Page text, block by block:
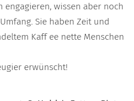
wissen aber noch
Sie haben Zeit und
Kaff ee nette Menschen
erwünscht!